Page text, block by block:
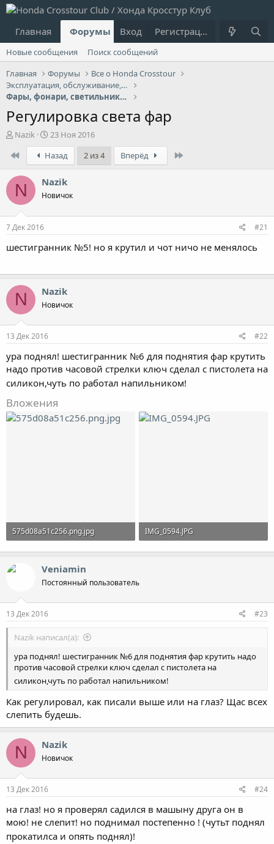
Главная Форумы Что нового?
Вход Регистрация
Новые сообщения
Поиск сообщений
Главная
Форумы
Все о Honda Crosstour
Эксплуатация, обслуживание, ремонт
Фары, фонари, светильники, лампочки
Регулировка света фар
А
т
р
т
е
ы
Nazik
Д
а
т
а
н
а
ч
23 Ноя 2016
Назад 2 из 4 Вперёд
N Nazik
Новичок
7 Дек 2016 #21
шестигранник №5! но я крутил и чот ничо не менялось
N Nazik
Новичок
13 Дек 2016 #22
ура поднял! шестигранник №6 для поднятия фар крутить
надо против часовой стрелки ключ сделал с пистолета на
силикон,чуть по работал напильником!
Вложения
575d08a51c256.png.jpg
35.5 KB · Просмотры: 1,044
IMG_0594.JPG
1.2 MB · Просмотры: 1,079
Veniamin
Постоянный пользователь
13 Дек 2016 #23
Nazik написал(а):
ура поднял! шестигранник №6 для поднятия фар крутить надо
против часовой стрелки ключ сделал с пистолета на
силикон,чуть по работал напильником!
Как регулировал, как писали выше или на глаз? Щас всех
слепить будешь.
N Nazik
Новичок
13 Дек 2016 #24
на глаз! но я проверял садился в машыну друга он в
мою! не слепит! но поднимал постепенно ! (чутьт поднял
прокатилса и опять поднял)!